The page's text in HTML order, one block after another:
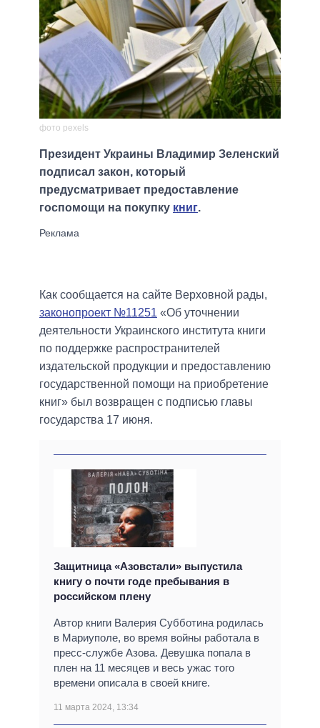
фото pexels
Президент Украины Владимир Зеленский
подписал закон, который
предусматривает предоставление
госпомощи на покупку книг.
Как сообщается на сайте Верховной рады,
законопроект №11251 «Об уточнении
деятельности Украинского института книги
по поддержке распространителей
издательской продукции и предоставлению
государственной помощи на приобретение
книг» был возвращен с подписью главы
государства 17 июня.
Защитница «Азовстали» выпустила
книгу о почти годе пребывания в
российском плену
Автор книги Валерия Субботина родилась
в Мариуполе, во время войны работала в
пресс-службе Азова. Девушка попала в
плен на 11 месяцев и весь ужас того
времени описала в своей книге.
11 марта 2024, 13:34